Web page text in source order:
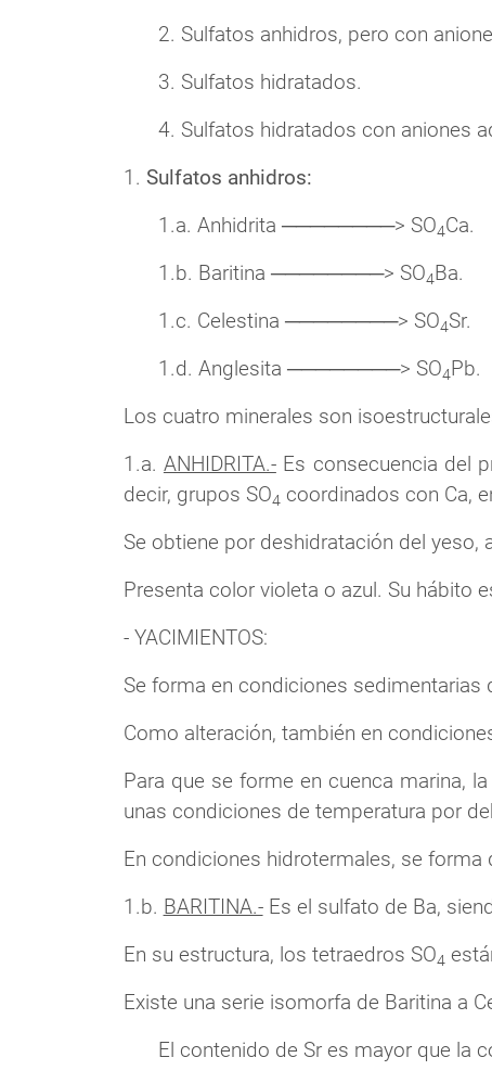
2. Sulfatos anhidros, pero con
3. Sulfatos hidratados.
4. Sulfatos hidratados con aniones
1. Sulfatos anhidros:
1.a. Anhidrita ────────> SO4Ca.
1.b. Baritina ────────> SO4Ba.
1.c. Celestina ────────> SO4Sr.
1.d. Anglesita ────────> SO4Pb.
Los cuatro minerales son
1.a. ANHIDRITA.-Es consecuencia del
decir, grupos SO4 coordinados con Ca,
Se obtiene por deshidratación del yeso,
Presenta color violeta o azul. Su hábito
- YACIMIENTOS:
Se forma en condiciones
Como alteración, también en
Para que se forme en cuenca marina,
unas condiciones de temperatura por
En condiciones hidrotermales, se
1.b. BARITINA.-Es el sulfato de Ba,
En su estructura, los tetraedros SO4
Existe una serie isomorfa de Baritina a
El contenido de Sr es mayor que la